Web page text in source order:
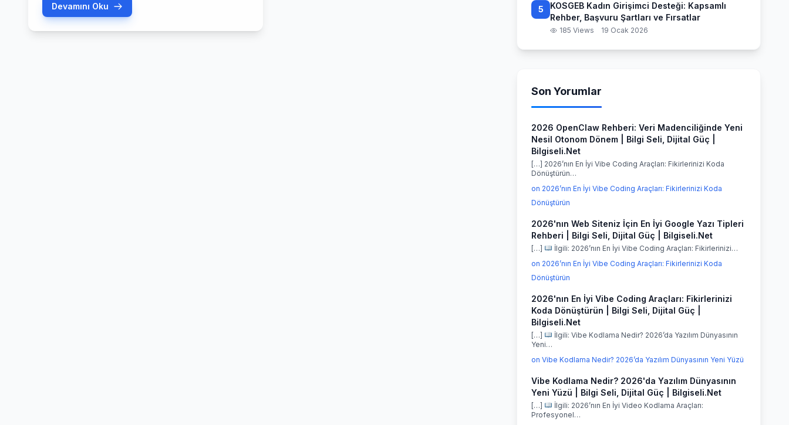
devasa bir fırsat alanı sunmaktadır.
Milyonlarca potansiyel müşteriye ulaşma
Devamını Oku 5
KOSGEB Kadın Girişimci Desteği: Kapsamlı
Rehber, Başvuru Şartları ve Fırsatlar
185 Views 19 Ocak 2026
Son Yorumlar
2026 OpenClaw Rehberi: Veri Madenciliğinde Yeni
Nesil Otonom Dönem | Bilgi Seli, Dijital Güç |
Bilgiseli.Net
[…] 2026’nın En İyi Vibe Coding Araçları: Fikirlerinizi Koda
Dönüştürün…
on 2026’nın En İyi Vibe Coding Araçları: Fikirlerinizi Koda
Dönüştürün
2026'nın Web Siteniz İçin En İyi Google Yazı Tipleri
Rehberi | Bilgi Seli, Dijital Güç | Bilgiseli.Net
[…]
İlgili: 2026’nın En İyi Vibe Coding Araçları: Fikirlerinizi…
on 2026’nın En İyi Vibe Coding Araçları: Fikirlerinizi Koda
Dönüştürün
2026'nın En İyi Vibe Coding Araçları: Fikirlerinizi
Koda Dönüştürün | Bilgi Seli, Dijital Güç |
Bilgiseli.Net
[…]
İlgili: Vibe Kodlama Nedir? 2026’da Yazılım Dünyasının
Yeni…
on Vibe Kodlama Nedir? 2026’da Yazılım Dünyasının Yeni Yüzü
Vibe Kodlama Nedir? 2026'da Yazılım Dünyasının
Yeni Yüzü | Bilgi Seli, Dijital Güç | Bilgiseli.Net
[…]
İlgili: 2026’nın En İyi Video Kodlama Araçları:
Profesyonel…